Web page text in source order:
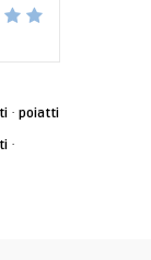
· poiatti
·